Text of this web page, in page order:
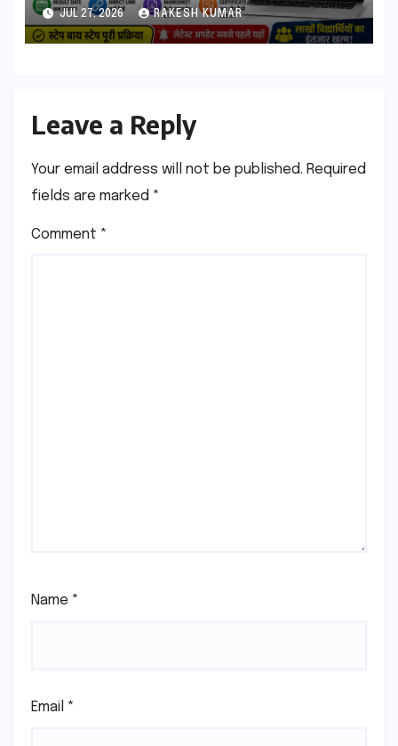
Direct Link, Marksheet
Download Process
JUL 27, 2026 RAKESH KUMAR
Leave a Reply
Your email address will not be published. Required
fields are marked *
Comment *
Name *
Email *